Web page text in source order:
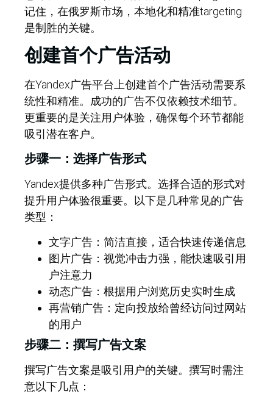
记住，在俄罗斯市场，本地化和精准targeting
是制胜的关键。
创建首个广告活动
在Yandex广告平台上创建首个广告活动需要系
统性和精准。成功的广告不仅依赖技术细节。
更重要的是关注用户体验，确保每个环节都能
吸引潜在客户。
步骤一：选择广告形式
Yandex提供多种广告形式。选择合适的形式对
提升用户体验很重要。以下是几种常见的广告
类型：
文字广告：简洁直接，适合快速传递信息
图片广告：视觉冲击力强，能快速吸引用
户注意力
动态广告：根据用户浏览历史实时生成
再营销广告：定向投放给曾经访问过网站
的用户
步骤二：撰写广告文案
撰写广告文案是吸引用户的关键。撰写时需注
意以下几点：